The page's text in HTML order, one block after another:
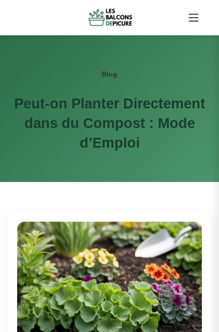
Blog
Peut-on Planter Directement
dans du Compost : Mode
d’Emploi